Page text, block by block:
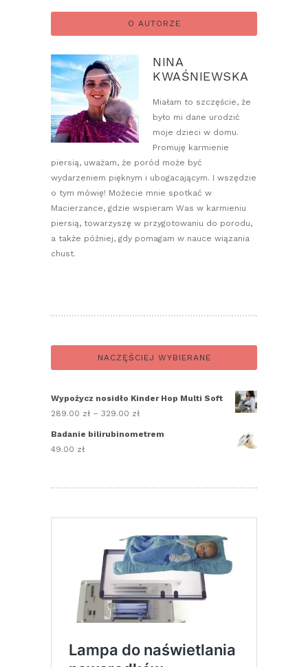
O AUTORZE
NINA
KWAŚNIEWSKA
Miałam to szczęście, że
było mi dane urodzić
moje dzieci w domu.
Promuję karmienie
piersią, uważam, że poród może być
wydarzeniem pięknym i ubogacającym. I wszędzie
o tym mówię! Możecie mnie spotkać w
Macierzance, gdzie wspieram Was w karmieniu
piersią, towarzyszę w przygotowaniu do porodu,
a także później, gdy pomagam w nauce wiązania
chust.
NACZĘŚCIEJ WYBIERANE
Wypożycz nosidło Kinder Hop Multi Soft
289.00 zł – 329.00 zł
329.00 zł
Badanie bilirubinometrem
49.00 zł